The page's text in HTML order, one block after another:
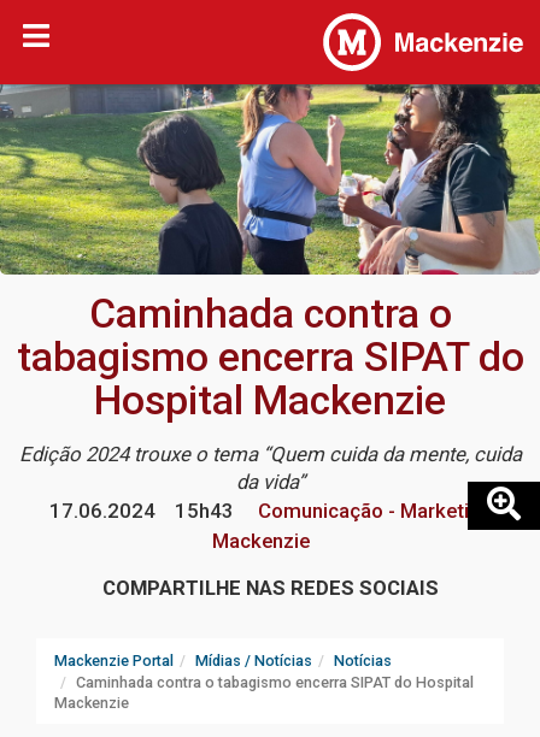
Caminhada contra o
tabagismo encerra SIPAT do
Hospital Mackenzie
Edição 2024 trouxe o tema “Quem cuida da mente, cuida
da vida”
17.06.2024
15h43
Comunicação - Marketing
Mackenzie
COMPARTILHE NAS REDES SOCIAIS
Mackenzie Portal Mídias / Notícias
Notícias
Caminhada contra o tabagismo encerra SIPAT do Hospital
Mackenzie